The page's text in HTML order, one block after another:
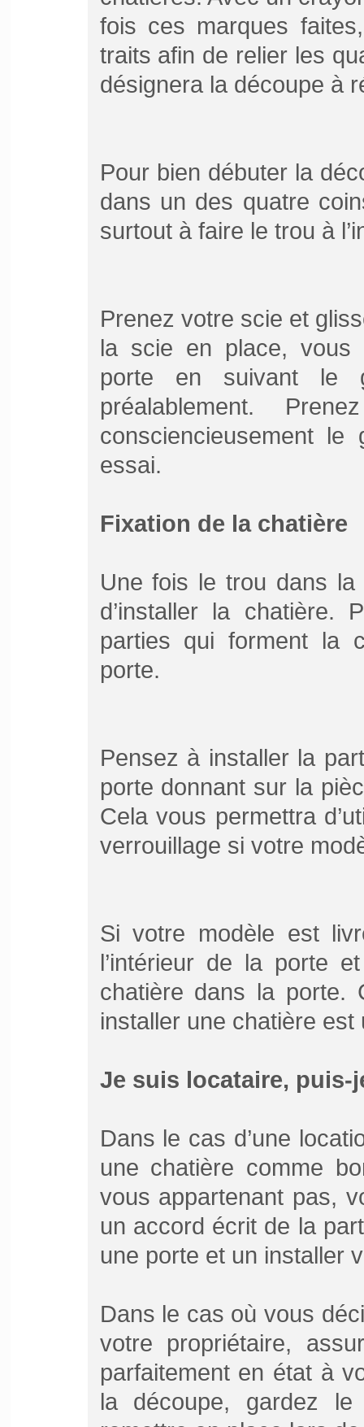
fois ces marques
traits afin de relier les
désignera la découpe à
Pour bien débuter la
dans un des quatre
surtout à faire le trou à
Prenez votre scie et
la scie en place, vous
porte en suivant le
préalablement.
consciencieusement le
essai.
Fixation de la chatière
Une fois le trou dans
d’installer la chatière.
parties qui forment la
porte.
Pensez à installer la
porte donnant sur la
Cela vous permettra
verrouillage si votre
Si votre modèle est
l’intérieur de la porte
chatière dans la porte.
installer une chatière est
Je suis locataire, puis-
Dans le cas d’une
une chatière comme
vous appartenant pas,
un accord écrit de la
une porte et un installer
Dans le cas où vous
votre propriétaire,
parfaitement en état à
la découpe, gardez